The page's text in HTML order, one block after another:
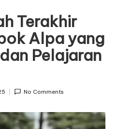
Terakhir
Alpa yang
Pelajaran
No Comments